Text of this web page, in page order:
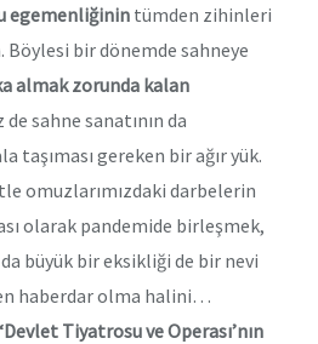
egemenliğinin tümden zihinleri
bir dönemde sahneye
almak zorunda kalan
sahne sanatının da
gereken bir ağır yük.
omuzlarımızdaki darbelerin
olarak pandemide birleşmek,
büyük bir eksikliği de bir nevi
haberdar olma halini…
Tiyatrosu ve Operası’nın